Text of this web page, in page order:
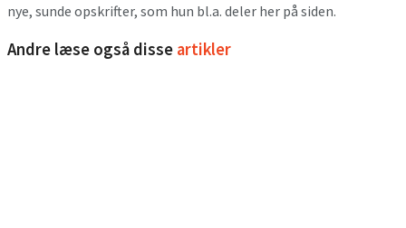
nye, sunde opskrifter, som hun bl.a. deler her på siden.
Andre læse også disse artikler